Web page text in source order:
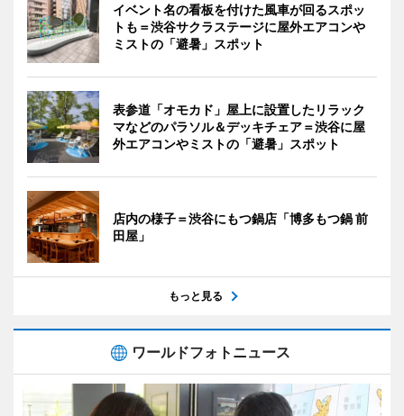
イベント名の看板を付けた風車が回るスポッ
トも＝渋谷サクラステージに屋外エアコンや
ミストの「避暑」スポット
表参道「オモカド」屋上に設置したリラック
マなどのパラソル＆デッキチェア＝渋谷に屋
外エアコンやミストの「避暑」スポット
店内の様子＝渋谷にもつ鍋店「博多もつ鍋 前
田屋」
もっと見る
ワールドフォトニュース